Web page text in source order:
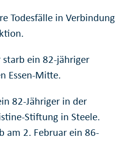
Todesfälle in Verbindung
starb ein 82-jähriger
Essen-Mitte.
82-Jähriger in der
Stiftung in Steele.
am 2. Februar ein 86-